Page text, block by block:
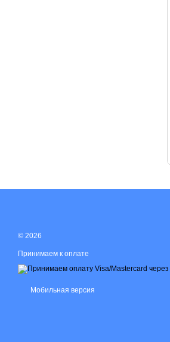
© 2026
Принимаем к оплате
Мобильная версия